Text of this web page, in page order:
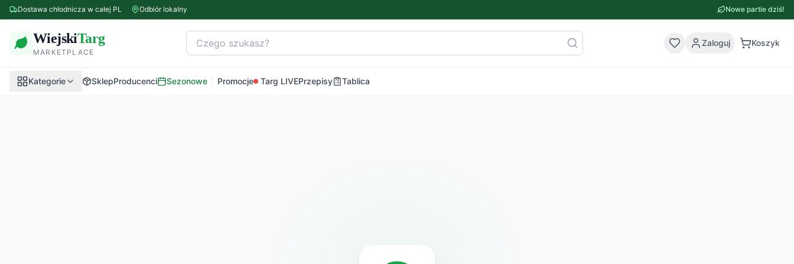
Dostawa chłodnicza w całej PL Odbiór lokalny Nowe partie dziś!
WiejskiTarg
MARKETPLACE
Zaloguj Koszyk
Kategorie SklepProducenci Sezonowe Promocje Targ LIVEPrzepisy Tablica